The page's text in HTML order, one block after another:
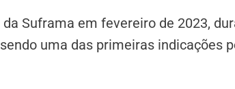
Suframa em fevereiro de 2023,
uma das primeiras indicações